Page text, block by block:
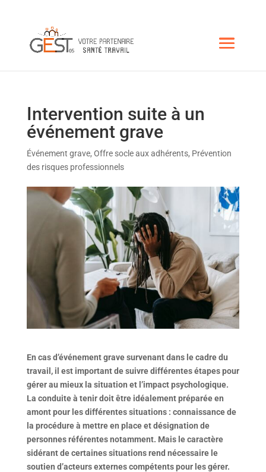
Intervention suite à un
événement grave
Événement grave, Offre socle aux adhérents, Prévention
des risques professionnels
En cas d’événement grave survenant dans le cadre du
travail, il est important de suivre différentes étapes pour
gérer au mieux la situation et l’impact psychologique.
La conduite à tenir doit être idéalement préparée en
amont pour les différentes situations : connaissance de
la procédure à mettre en place et désignation de
personnes référentes notamment. Mais le caractère
sidérant de certaines situations rend nécessaire le
soutien d’acteurs externes compétents pour les gérer.